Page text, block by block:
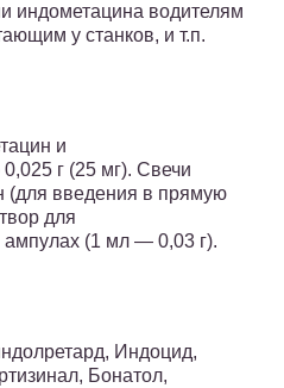
индометацина водителям
у станков, и т.п.
и
г (25 мг). Свечи
(для введения в прямую
для
(1 мл — 0,03 г).
Индоцид,
Бонатол,